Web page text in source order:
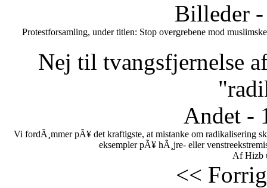
Billeder -
Protestforsamling, under titlen: Stop overgrebene mod
Nej til tvangsfjernelse
Andet -
Vi fordÃ¸mmer pÃ¥ det kraftigste, at mistanke om radikalisering
eksempler pÃ¥ hÃ¸jre- eller
Af Hizb
<<